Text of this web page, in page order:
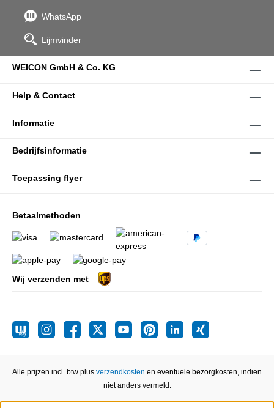
WhatsApp
Lijmvinder
WEICON GmbH & Co. KG
Help & Contact
Informatie
Bedrijfsinformatie
Toepassing flyer
Betaalmethoden
Wij verzenden met
Alle prijzen incl. btw plus verzendkosten en eventuele bezorgkosten, indien
niet anders vermeld.